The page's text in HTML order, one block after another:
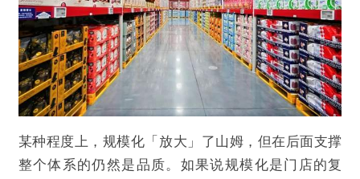
某种程度上，规模化「放大」了山姆，但在后面支撑
整个体系的仍然是品质。如果说规模化是门店的复